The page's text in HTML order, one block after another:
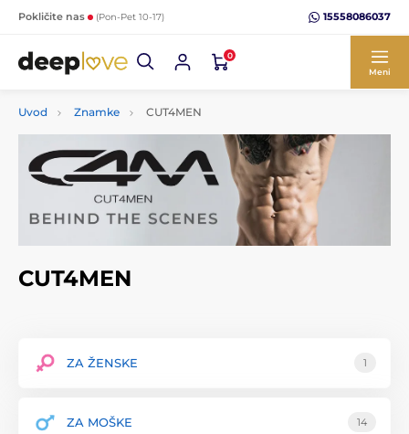
Pokličite nas (Pon-Pet 10-17) 15558086037
0
Meni
Uvod Znamke CUT4MEN
CUT4MEN
ZA ŽENSKE 1
ZA MOŠKE 14